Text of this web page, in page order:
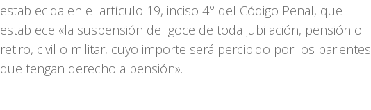
establecida en el artículo 19, inciso 4° del Código Penal, que
establece «la suspensión del goce de toda jubilación, pensión o
retiro, civil o militar, cuyo importe será percibido por los parientes
que tengan derecho a pensión».